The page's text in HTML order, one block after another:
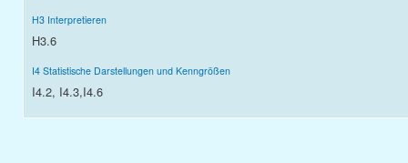
H3 Interpretieren
H3.6
I4 Statistische Darstellungen und Kenngrößen
I4.2, I4.3,I4.6